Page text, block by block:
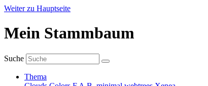
Weiter zu Hauptseite
Mein Stammbaum
Suche
Thema